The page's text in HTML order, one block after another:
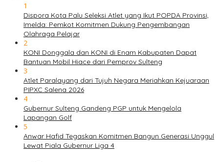
1
Dispora Kota Palu Seleksi Atlet yang Ikut POPDA Provinsi,
Imelda: Pemkot Komitmen Dukung Pengembangan
Olahraga Pelajar
2
KONI Donggala dan KONI di Enam Kabupaten Dapat
Bantuan Mobil Hiace dari Pemprov Sulteng
3
Atlet Paralayang dari Tujuh Negara Meriahkan Kejuaraan
PIPXC Salena 2026
4
Gubernur Sulteng Gandeng PGP untuk Mengelola
Lapangan Golf
5
Anwar Hafid Tegaskan Komitmen Bangun Generasi Unggul
Lewat Piala Gubernur Liga 4